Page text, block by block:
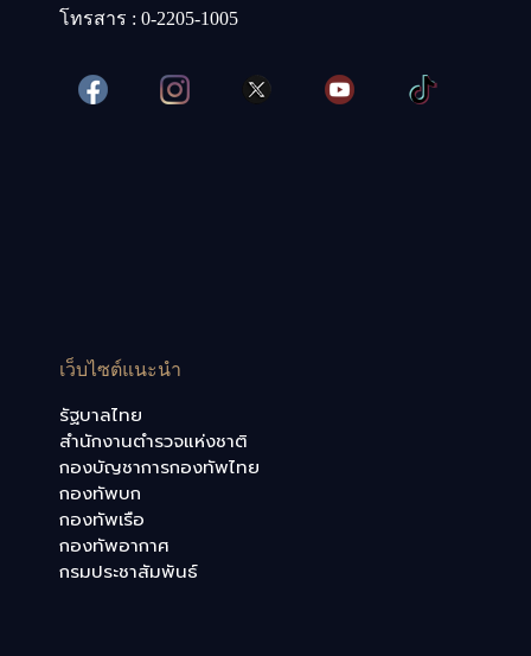
โทรสาร : 0-2205-1005
เว็บไซต์แนะนำ
รัฐบาลไทย
สำนักงานตำรวจแห่งชาติ
กองบัญชาการกองทัพไทย
กองทัพบก
กองทัพเรือ
กองทัพอากาศ
กรมประชาสัมพันธ์